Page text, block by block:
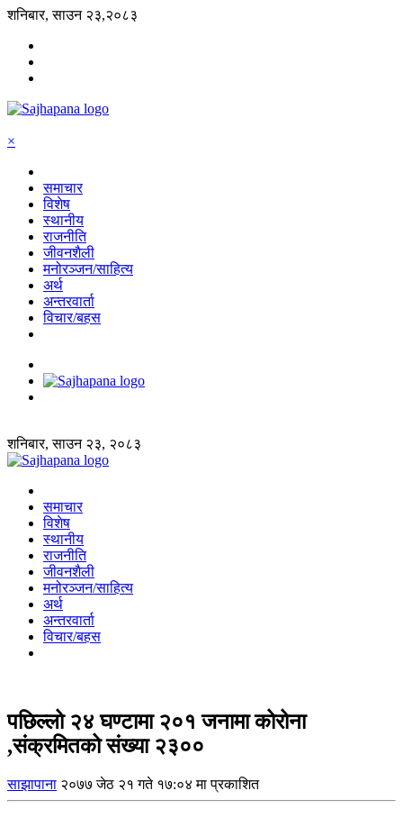
शनिबार, साउन २३,२०८३
×
समाचार
विशेष
स्थानीय
राजनीति
जीवनशैली
मनोरञ्जन/साहित्य
अर्थ
अन्तरवार्ता
विचार/बहस
शनिबार, साउन २३, २०८३
समाचार
विशेष
स्थानीय
राजनीति
जीवनशैली
मनोरञ्जन/साहित्य
अर्थ
अन्तरवार्ता
विचार/बहस
पछिल्लो २४ घण्टामा २०१ जनामा कोरोना
,संक्रमितको संख्या २३००
साझापाना २०७७ जेठ २१ गते १७:०४ मा प्रकाशित